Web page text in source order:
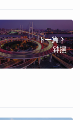
下一篇
钟摆